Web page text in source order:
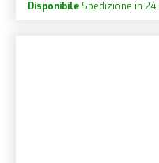
Disponibile Spedizione in 24